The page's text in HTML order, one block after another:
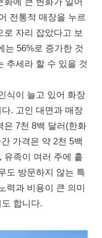
전통적 매장을 누르
로 자리 잡았다고 보
는 56%로 증가한 것
추세라 할 수 있을 것
식이 늘고 있어 화장
. 고인 대면과 매장
은 7천 8백 달러(한화
가격은 약 2천 5백
유족이 여러 주에 흩
도 방문하지 않는 특
력과 비용이 큰 의미
합니다.